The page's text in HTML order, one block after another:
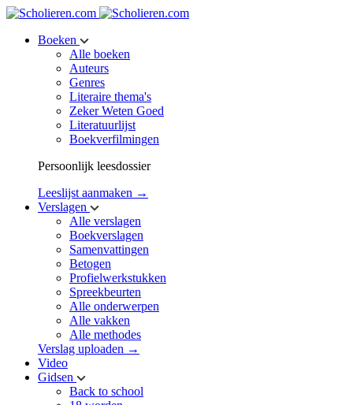
Boeken
Alle boeken
Auteurs
Genres
Literaire thema's
Zeker Weten Goed
Literatuurlijst
Boekverfilmingen
Persoonlijk leesdossier
Leeslijst aanmaken →
Verslagen
Alle verslagen
Boekverslagen
Samenvattingen
Betogen
Profielwerkstukken
Spreekbeurten
Alle onderwerpen
Alle vakken
Alle methodes
Verslag uploaden →
Video
Gidsen
Back to school